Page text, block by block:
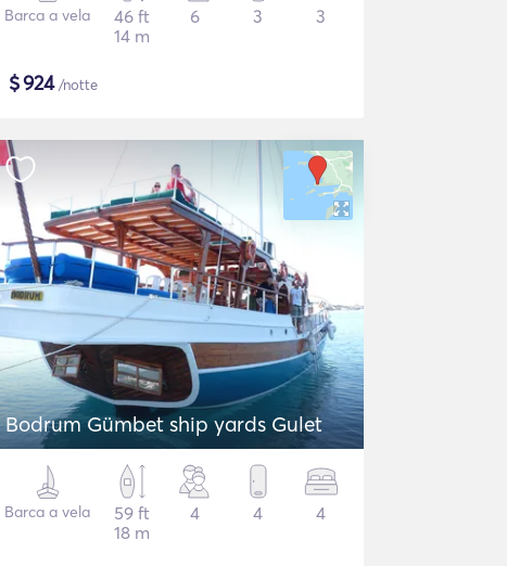
Barca a vela
46 ft
14 m
6 3 3
$924/notte
Bodrum Gümbet ship yards Gulet
Barca a vela
59 ft
18 m
4 4 4